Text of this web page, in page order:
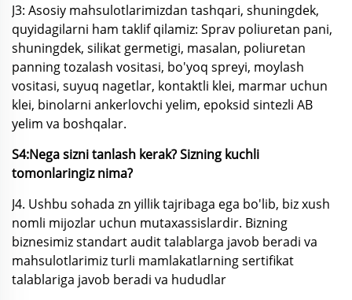
J3: Asosiy mahsulotlarimizdan tashqari, shuningdek,
quyidagilarni ham taklif qilamiz: Sprav poliuretan pani,
shuningdek, silikat germetigi, masalan, poliuretan
panning tozalash vositasi, bo'yoq spreyi, moylash
vositasi, suyuq nagetlar, kontaktli klei, marmar uchun
klei, binolarni ankerlovchi yelim, epoksid sintezli AB
yelim va boshqalar.
S4:Nega sizni tanlash kerak? Sizning kuchli
tomonlaringiz nima?
J4. Ushbu sohada zn yillik tajribaga ega bo'lib, biz xush
nomli mijozlar uchun mutaxassislardir. Bizning
biznesimiz standart audit talablarga javob beradi va
mahsulotlarimiz turli mamlakatlarning sertifikat
talablariga javob beradi va hududlar